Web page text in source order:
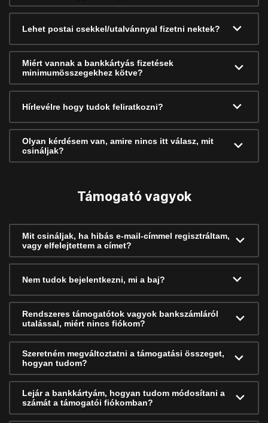
Lehet postai csekkel/utalvánnyal fizetni nektek?
Miért vannak a bankkártyás fizetések
minimumösszegekhez kötve?
Hírlevélre hogy tudok feliratkozni?
Olyan kérdésem van, amire nincs itt válasz, mit
csináljak?
Támogató vagyok
Mit csináljak, ha hibás e-mail-címmel regisztráltam,
vagy elfelejtettem a címet?
Nem tudok bejelentkezni, mi a baj?
Rendszeres támogatótok vagyok bankszámláról
utalással, miért nincs fiókom?
Szeretném megváltoztatni a támogatási összeget,
hogyan tudom?
Lejár a bankkártyám, hogyan tudom módosítani a
számát a támogatói fiókomban?